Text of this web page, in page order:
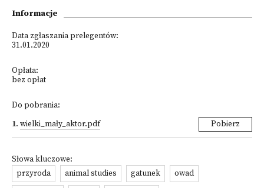
Informacje
Data zgłaszania prelegentów:
31.01.2020
Opłata:
bez opłat
Do pobrania:
1. wielki_mały_aktor.pdf Pobierz
Słowa kluczowe:
przyroda
animal studies gatunek
owad